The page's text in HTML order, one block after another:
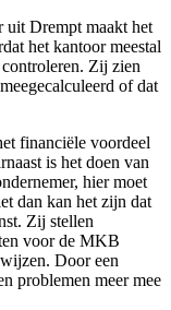
uit Drempt maakt het
het kantoor meestal
Zij zien
of dat
financiële voordeel
is het doen van
hier moet
dan kan het zijn dat
Zij stellen
voor de MKB
Door een
problemen meer mee